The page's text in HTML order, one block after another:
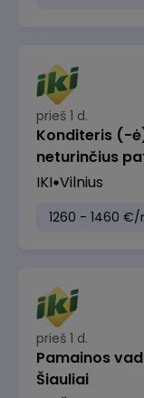
prieš 1 d.
Konditeris (-
neturinčius
IKI Vilnius
1260 - 1460
prieš 1 d.
Pamainos
Šiauliai